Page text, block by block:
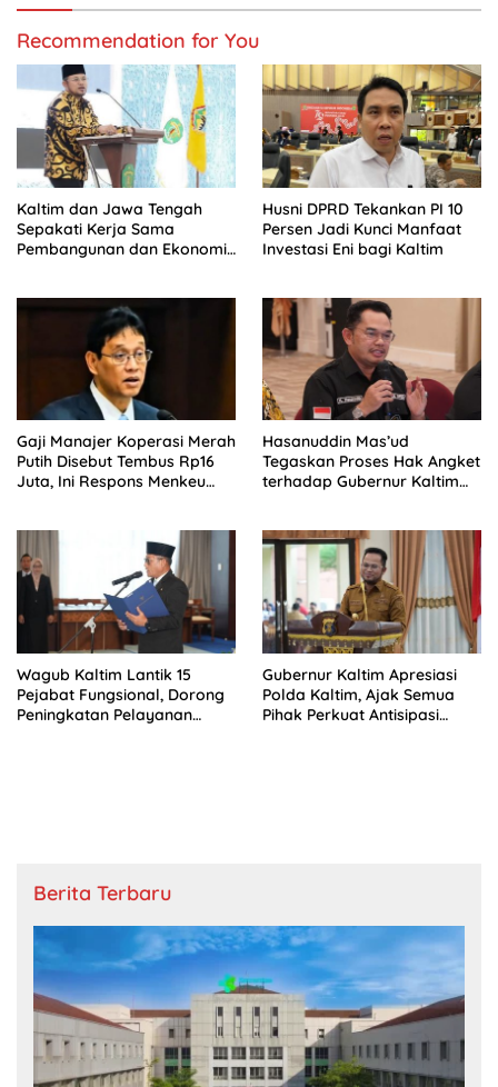
Recommendation for You
Kaltim dan Jawa Tengah
Sepakati Kerja Sama
Pembangunan dan Ekonomi
Husni DPRD Tekankan PI 10
Persen Jadi Kunci Manfaat
Investasi Eni bagi Kaltim
Gaji Manajer Koperasi Merah
Putih Disebut Tembus Rp16
Juta, Ini Respons Menkeu
Hasanuddin Mas’ud
Tegaskan Proses Hak Angket
terhadap Gubernur Kaltim
Wagub Kaltim Lantik 15
Pejabat Fungsional, Dorong
Peningkatan Pelayanan
Gubernur Kaltim Apresiasi
Polda Kaltim, Ajak Semua
Pihak Perkuat Antisipasi
Berita Terbaru